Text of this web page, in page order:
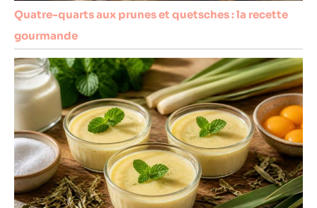
Quatre-quarts aux prunes et quetsches : la recette
gourmande